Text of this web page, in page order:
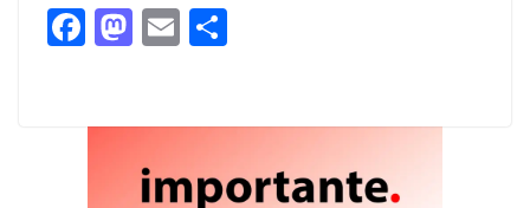
F
b
M
d
o
E
l p
ar